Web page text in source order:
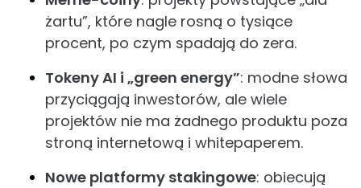
żartu”, które nagle rosną o tysiące
procent, po czym spadają do zera.
Tokeny AI i „green energy”: modne słowa
przyciągają inwestorów, ale wiele
projektów nie ma żadnego produktu poza
stroną internetową i whitepaperem.
Nowe platformy stakingowe: obiecują